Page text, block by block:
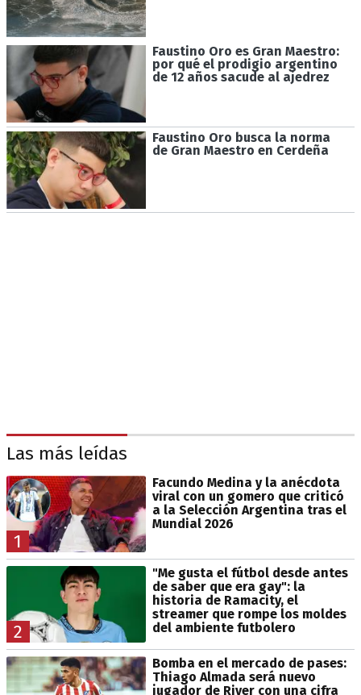
Faustino Oro es Gran Maestro:
por qué el prodigio argentino
de 12 años sacude al ajedrez
Faustino Oro busca la norma
de Gran Maestro en Cerdeña
Las más leídas
1
Facundo Medina y la anécdota
viral con un gomero que criticó
a la Selección Argentina tras el
Mundial 2026
2
"Me gusta el fútbol desde antes
de saber que era gay": la
historia de Ramacity, el
streamer que rompe los moldes
del ambiente futbolero
Bomba en el mercado de pases:
Thiago Almada será nuevo
jugador de River con una cifra